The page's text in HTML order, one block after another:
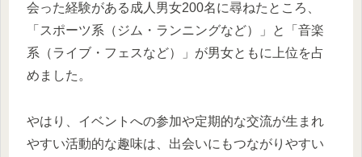
会った経験がある成人男女200名に尋ねたところ、
「スポーツ系（ジム・ランニングなど）」と「音楽
系（ライブ・フェスなど）」が男女ともに上位を占
めました。
やはり、イベントへの参加や定期的な交流が生まれ
やすい活動的な趣味は、出会いにもつながりやすい